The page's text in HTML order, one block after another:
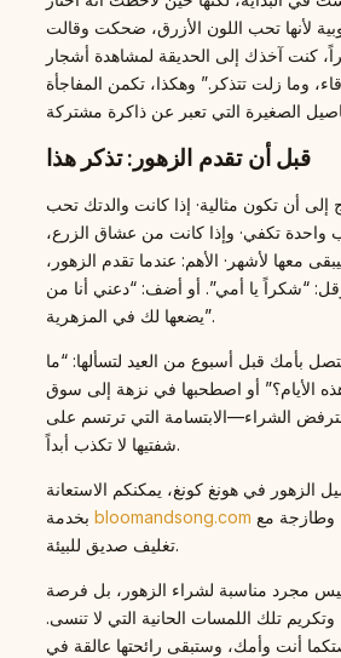
لأنها تحب اللون الأزرق، ضحكت وقالت
كنت آخذك إلى الحديقة لمشاهدة أشجار
وما زلت تتذكر.” وهكذا، تكمن المفاجأة
قبل أن تقدم الزهور: تذكر هذا
إلى أن تكون مثالية· إذا كانت والدتك تحب
واحدة تكفي· وإذا كانت من عشاق الزرع،
معها لأشهر· الأهم: عندما تقدم الزهور،
“شكراً يا أمي”. أو أضف: “دعني أنا من
يضعها لك في المزهرية”.
بأمك قبل أسبوع من العيد لتسألها: “ما
الأيام؟” أو اصطحبها في نزهة إلى سوق
الشراء—الابتسامة التي ترتسم على
شفتيها لا تكذب أبداً.
في هونغ كونغ، يمكنكم الاستعانة
bloomandsong.com
تغليف صديق للبيئة.
ليس مجرد مناسبة لشراء الزهور، بل فرصة
وتكريم تلك اللمسات الحانية التي لا تنسى.
أنت وأمك، وستبقى رائحتها عالقة في